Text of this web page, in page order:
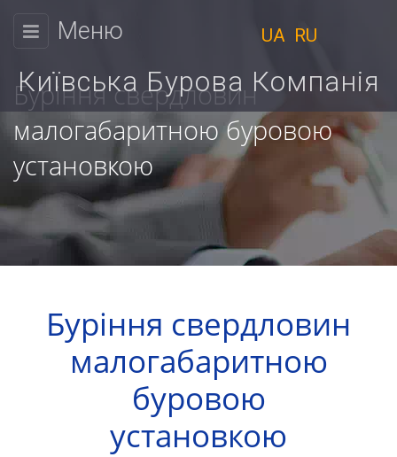
КИЇВСЬКА
КОМПАНІЯ
Фізичним
особам
Юридичним
особам
Розрахунок
вартості
Ми
працюємо
Меню
Київська Бурова Компанія
UA RU
Буріння свердловин
малогабаритною буровою
установкою
Буріння свердловин
малогабаритною
буровою
установкою